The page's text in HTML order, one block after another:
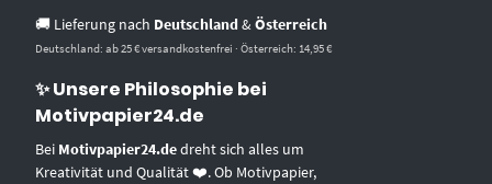
🚚 Lieferung nach Deutschland &Österreich
Deutschland: ab 25 € versandkostenfrei · Österreich: 14,95 €
✨ Unsere Philosophie bei
Motivpapier24.de
Bei Motivpapier24.dedreht sich alles um
Kreativität und Qualität ❤️. Ob Motivpapier,